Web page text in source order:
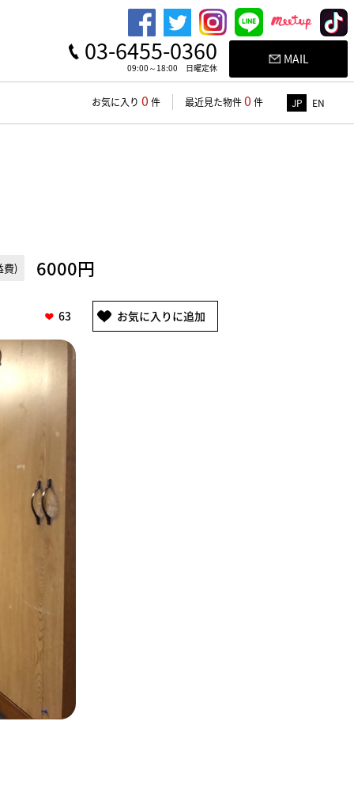
03-6455-0360
09:00～18:00 日曜定休
MAIL
お気に入り 0 件 最近見た物件0 件 JP EN
費) 6000円
63